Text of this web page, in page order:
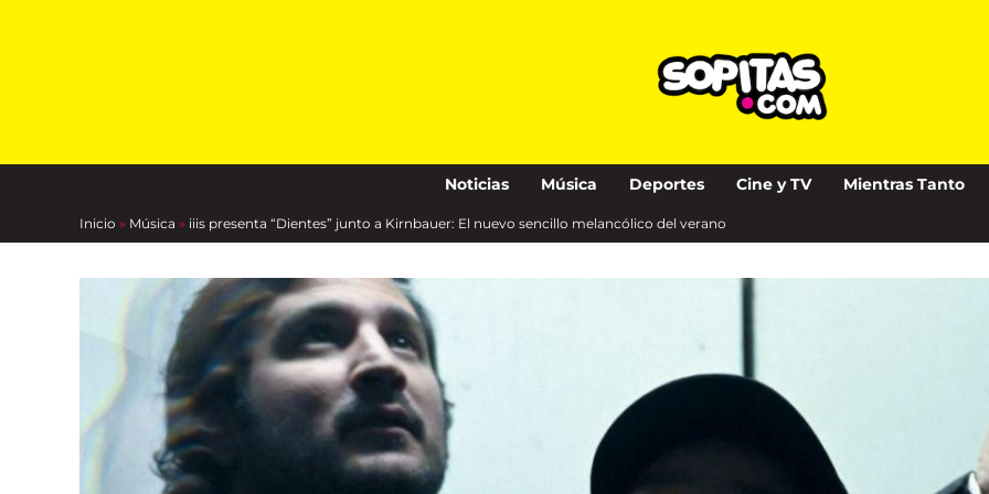
Noticias Música Deportes Cine y TV Mientras Tanto
Inicio » Música » iiis presenta “Dientes” junto a Kirnbauer: El nuevo sencillo melancólico del verano